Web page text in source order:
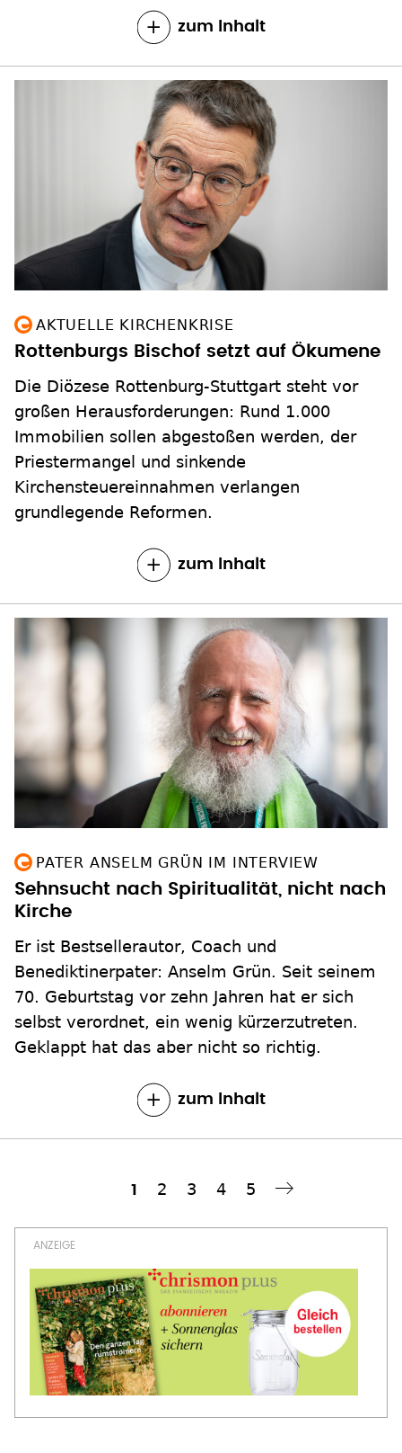
zum Inhalt
AKTUELLE KIRCHENKRISE
Rottenburgs Bischof setzt auf Ökumene
Die Diözese Rottenburg-Stuttgart steht vor
großen Herausforderungen: Rund 1.000
Immobilien sollen abgestoßen werden, der
Priestermangel und sinkende
Kirchensteuereinnahmen verlangen
grundlegende Reformen.
zum Inhalt
PATER ANSELM GRÜN IM INTERVIEW
Sehnsucht nach Spiritualität, nicht nach
Kirche
Er ist Bestsellerautor, Coach und
Benediktinerpater: Anselm Grün. Seit seinem
70. Geburtstag vor zehn Jahren hat er sich
selbst verordnet, ein wenig kürzerzutreten.
Geklappt hat das aber nicht so richtig.
zum Inhalt
Aktuelle
1 Seite
2 Seite
3 Seite
4 Seite
5
Nächste Seite ››